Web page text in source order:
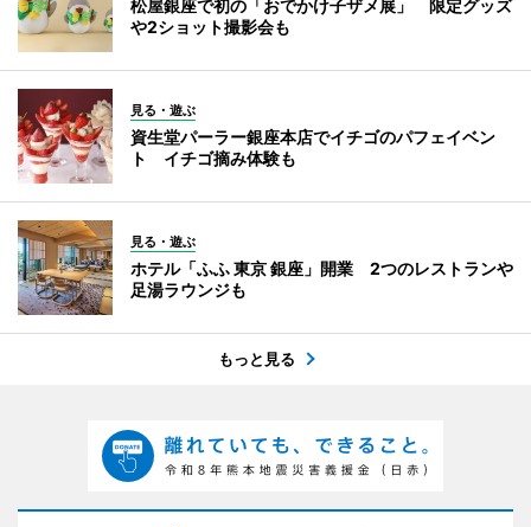
松屋銀座で初の「おでかけ子ザメ展」 限定グッズ
や2ショット撮影会も
見る・遊ぶ
資生堂パーラー銀座本店でイチゴのパフェイベン
ト イチゴ摘み体験も
見る・遊ぶ
ホテル「ふふ 東京 銀座」開業 2つのレストランや
足湯ラウンジも
もっと見る